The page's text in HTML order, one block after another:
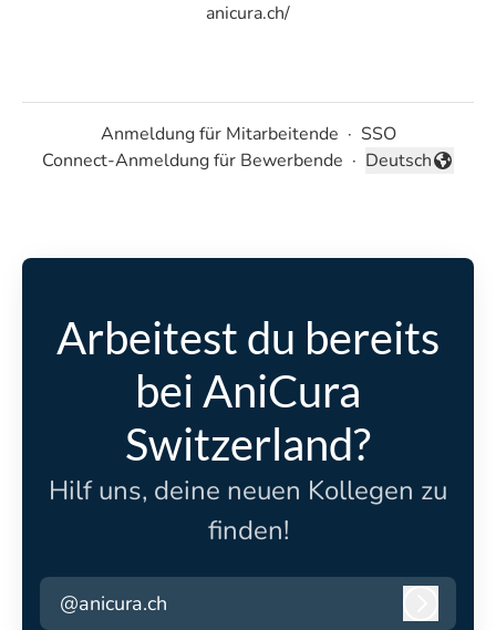
anicura.ch/
Anmeldung für Mitarbeitende · SSO
Connect-Anmeldung für Bewerbende · Sprache ändern
Deutsch
Arbeitest du bereits
bei AniCura
Switzerland?
Hilf uns, deine neuen Kollegen zu
finden!
@anicura.ch